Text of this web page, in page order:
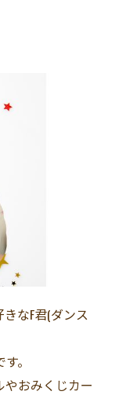
なF君(ダンス
。
おみくじカー